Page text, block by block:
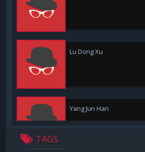
Lu Dong Xu
Yang Jun Han
TAGS